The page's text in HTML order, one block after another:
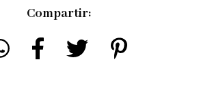
Compartir: